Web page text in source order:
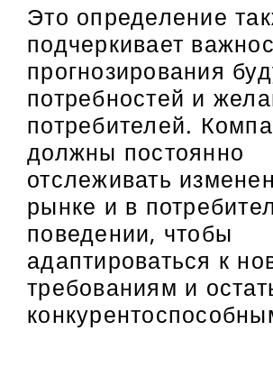
Это определение
подчеркивает
прогнозирования
потребностей и
потребителей.
должны постоянно
отслеживать
рынке и в
поведении, чтобы
адаптироваться к
требованиям и